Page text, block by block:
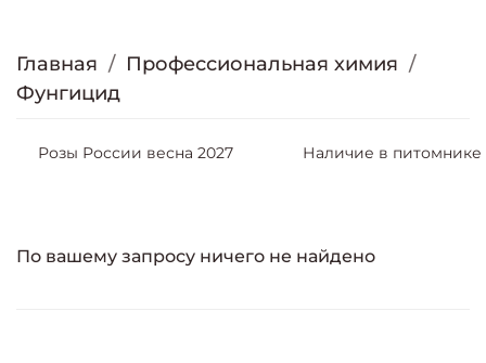
Главная
Профессиональная химия
Фунгицид
Розы России весна 2027 Наличие в питомнике
По вашему запросу ничего не найдено